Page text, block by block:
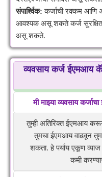
संपार्श्विक: कर्जाची रक्कम आणि
आवश्यक असू शकते कर्ज सुरक्षित
असू शकते.
व्यवसाय कर्ज ईएमआय
मी माझ्या व्यवसाय
तुम्ही अतिरिक्त ईएमआय
तुमचा ईएमआय वाढवून
शकता. हे पर्याय एकूण व्याज
कमी